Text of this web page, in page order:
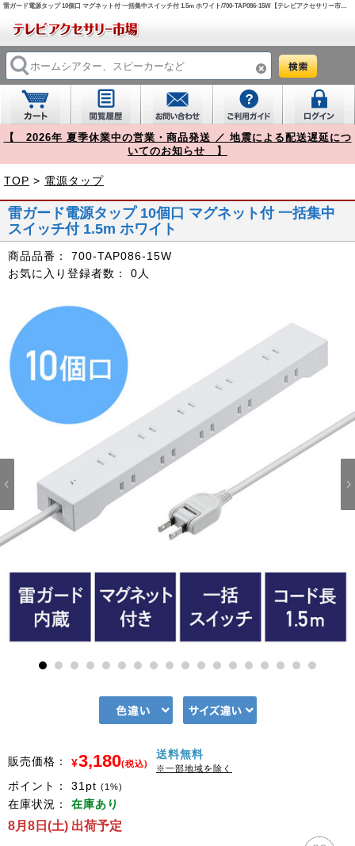
雷ガード電源タップ 10個口 マグネット付 一括集中スイッチ付 1.5m ホワイト/700-TAP086-15W【テレビアクセサリー市場】
【 2026年 夏季休業中の営業・商品発送 ／ 地震による配送遅延につ
いてのお知らせ 】
TOP > 電源タップ
雷ガード電源タップ 10個口 マグネット付 一括集中
スイッチ付 1.5m ホワイト
商品品番：
700-TAP086-15W
お気に入り登録者数：
0人
10 11 12 13 14 15 16 17
販売価格： ¥3,180(税込)
送料無料
※一部地域を除く
ポイント： 31 pt (1%)
在庫状況： 在庫あり
8月8日(土) 出荷予定